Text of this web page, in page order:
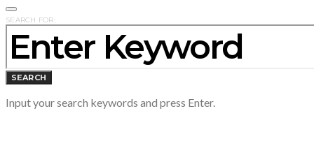
SEARCH FOR:
SEARCH
Input your search keywords and press Enter.